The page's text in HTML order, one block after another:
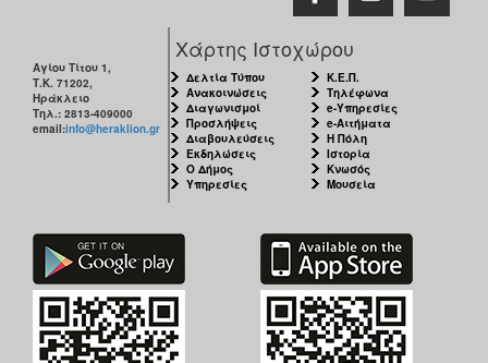
Αγίου Τίτου 1,
Τ.Κ. 71202,
Ηράκλειο
Τηλ.: 2813-409000
email:info@heraklion.gr
Χάρτης Ιστοχώρου
Δελτία Τύπου
Ανακοινώσεις
Διαγωνισμοί
Προσλήψεις
Διαβουλεύσεις
Εκδηλώσεις
Ο Δήμος
Υπηρεσίες
Κ.Ε.Π.
Τηλέφωνα
e-Υπηρεσίες
e-Αιτήματα
Η Πόλη
Ιστορία
Κνωσός
Μουσεία